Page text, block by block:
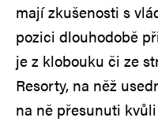
mají zkušenosti s
pozici dlouhodobě
je z klobouku či ze
Resorty, na něž
na ně přesunuti